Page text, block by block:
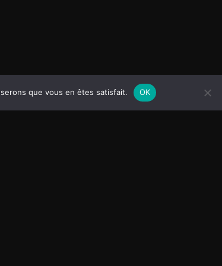
que vous en êtes satisfait. OK